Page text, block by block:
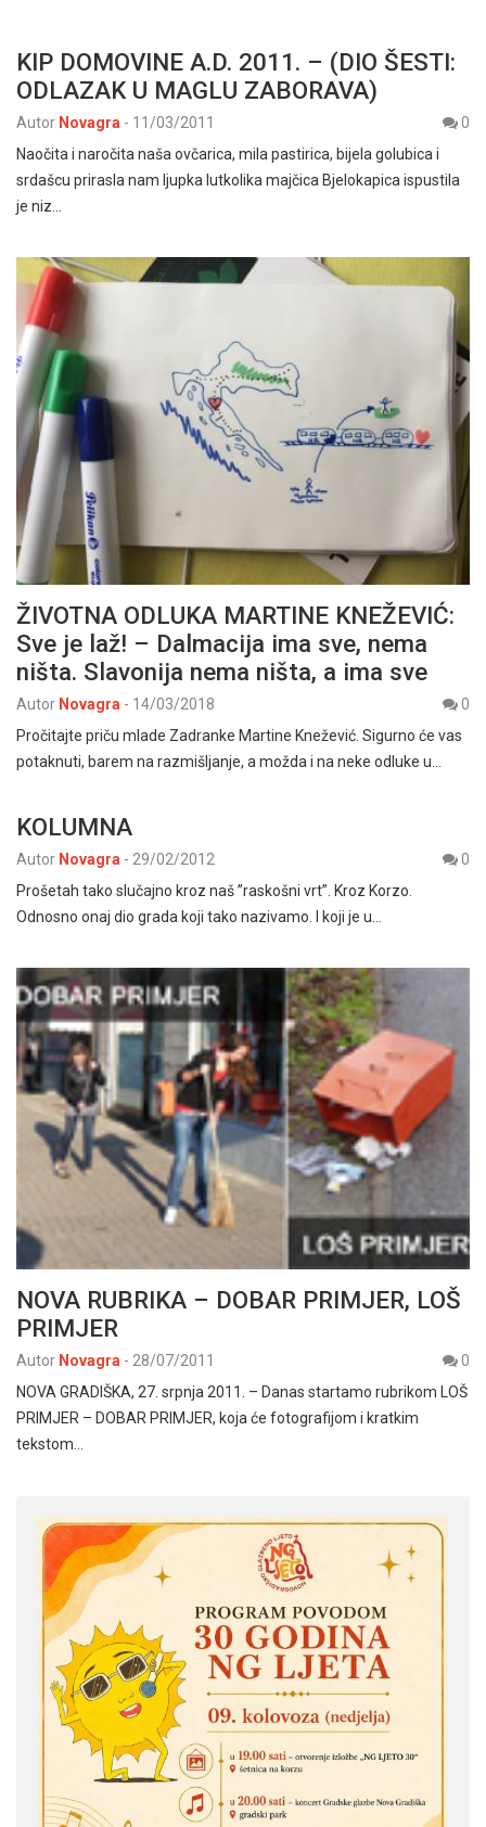
KIP DOMOVINE A.D. 2011. – (DIO ŠESTI:
ODLAZAK U MAGLU ZABORAVA)
Autor Novagra - 11/03/2011
0
Naočita i naročita naša ovčarica, mila pastirica, bijela golubica i
srdašcu prirasla nam ljupka lutkolika majčica Bjelokapica ispustila
je niz…
ŽIVOTNA ODLUKA MARTINE KNEŽEVIĆ:
Sve je laž! – Dalmacija ima sve, nema
ništa. Slavonija nema ništa, a ima sve
Autor Novagra - 14/03/2018
0
Pročitajte priču mlade Zadranke Martine Knežević. Sigurno će vas
potaknuti, barem na razmišljanje, a možda i na neke odluke u…
KOLUMNA
Autor Novagra - 29/02/2012
0
Prošetah tako slučajno kroz naš ”raskošni vrt”. Kroz Korzo.
Odnosno onaj dio grada koji tako nazivamo. I koji je u…
NOVA RUBRIKA – DOBAR PRIMJER, LOŠ
PRIMJER
Autor Novagra - 28/07/2011
0
NOVA GRADIŠKA, 27. srpnja 2011. – Danas startamo rubrikom LOŠ
PRIMJER – DOBAR PRIMJER, koja će fotografijom i kratkim
tekstom…